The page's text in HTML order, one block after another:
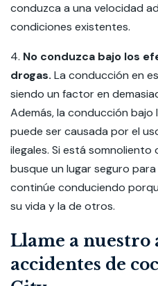
conduzca a una velocidad
condiciones existentes.
4. No conduzca bajo los
drogas. La conducción en
siendo un factor en
Además, la conducción
puede ser causada por el
ilegales. Si está
busque un lugar seguro
continúe conduciendo
su vida y la de otros.
Llame a nuestro
accidentes de